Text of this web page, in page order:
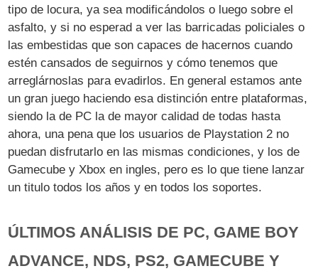
tipo de locura, ya sea modificándolos o luego sobre el
asfalto, y si no esperad a ver las barricadas policiales o
las embestidas que son capaces de hacernos cuando
estén cansados de seguirnos y cómo tenemos que
arreglárnoslas para evadirlos. En general estamos ante
un gran juego haciendo esa distinción entre plataformas,
siendo la de PC la de mayor calidad de todas hasta
ahora, una pena que los usuarios de Playstation 2 no
puedan disfrutarlo en las mismas condiciones, y los de
Gamecube y Xbox en ingles, pero es lo que tiene lanzar
un titulo todos los años y en todos los soportes.
ÚLTIMOS ANÁLISIS DE PC, GAME BOY
ADVANCE, NDS, PS2, GAMECUBE Y